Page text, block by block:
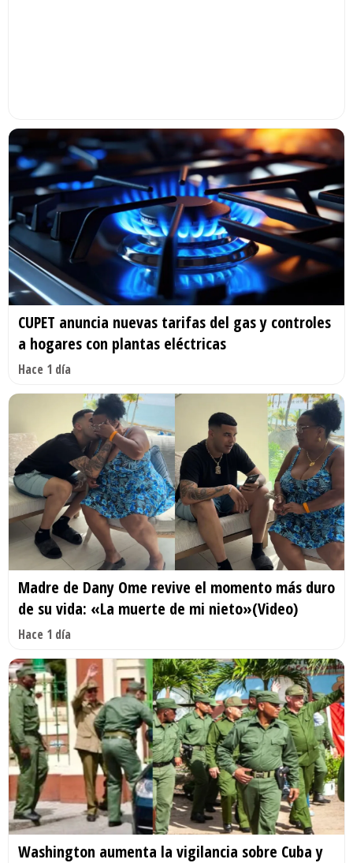
CUPET anuncia nuevas tarifas del gas y controles
a hogares con plantas eléctricas
Hace 1 día
Madre de Dany Ome revive el momento más duro
de su vida: «La muerte de mi nieto»(Video)
Hace 1 día
Washington aumenta la vigilancia sobre Cuba y